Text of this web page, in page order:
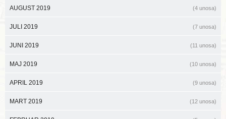
AUGUST 2019 (4 unosa)
JULI 2019 (7 unosa)
JUNI 2019 (11 unosa)
MAJ 2019 (10 unosa)
APRIL 2019 (9 unosa)
MART 2019 (12 unosa)